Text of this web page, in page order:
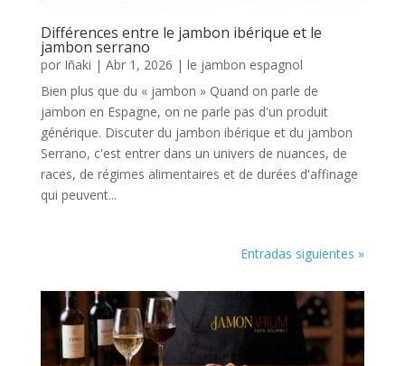
Différences entre le jambon ibérique et le
jambon serrano
por Iñaki | Abr 1, 2026 | le jambon espagnol
Bien plus que du « jambon » Quand on parle de
jambon en Espagne, on ne parle pas d'un produit
générique. Discuter du jambon ibérique et du jambon
Serrano, c'est entrer dans un univers de nuances, de
races, de régimes alimentaires et de durées d'affinage
qui peuvent...
Entradas siguientes »